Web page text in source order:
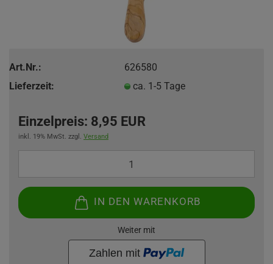
Art.Nr.:
626580
Lieferzeit:
ca. 1-5 Tage
Einzelpreis: 8,95 EUR
inkl. 19% MwSt. zzgl. Versand
IN DEN WARENKORB
Weiter mit